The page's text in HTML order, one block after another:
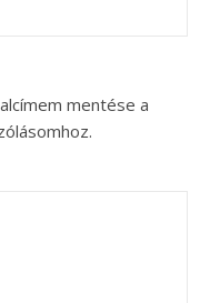
mentése a